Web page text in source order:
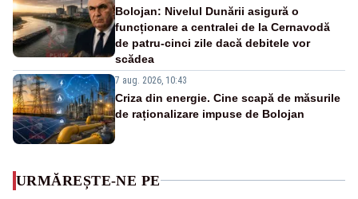
Bolojan: Nivelul Dunării asigură o
funcționare a centralei de la Cernavodă
de patru-cinci zile dacă debitele vor
scădea
7 aug. 2026, 10:43
Criza din energie. Cine scapă de măsurile
de raționalizare impuse de Bolojan
URMĂREȘTE-NE PE